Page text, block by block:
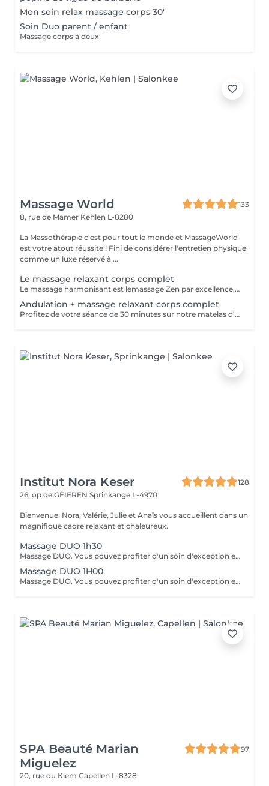
Mon soin relax massage corps 30'
Soin Duo parent / enfant
Massage corps à deux
Massage World
133
8, rue de Mamer Kehlen L-8280
La Massothérapie c'est pour tout le monde et MassageWorld
est votre atout réussite ! Fini de considérer l'entretien physique
comme un luxe réservé à ...
Le massage relaxant corps complet
Le massage harmonisant est lemassage Zen par excellence. Installez en vous, le calme, le bien-être, la détente corporelle et mentale. Entrez dans une nouvelle dimension, plus proche de vous, de votre corps et de votre esprit. Le massage harmonisant agit sur l'ensemble du corps, englobant les pieds, les jambes, le dos, le buste, les épaules, la nuque, le cuir chevelu et le visage. Nous rechercherons ensemble, l'unité et l'harmonie du corps et de l'esprit. Ce massage détente vous procurera une relaxation d'une rare profondeur.
Andulation + massage relaxant corps complet
Profitez de votre séance de 30 minutes sur notre matelas d'andulation pour une efficacité maximale de votre massage harmonisant. Propriétés du matelas d'andulation : stimulation du flux lymphatique, augmentation de la circulation sanguine, production énergétique cellulaire, activation des mécanismes de détente musculaire, refoulement des signaux douloureux.
Institut Nora Keser
128
26, op de GÉIEREN Sprinkange L-4970
Bienvenue. Nora, Valérie, Julie et Anaïs vous accueillent dans un
magnifique cadre relaxant et chaleureux.
Massage DUO 1h30
Massage DUO. Vous pouvez profiter d'un soin d'exception en cabine à deux. Deux estheticiennes pourront s'occuper de vous pour un massage personnalisé. reservable par telephone uniquement.
Massage DUO 1H00
Massage DUO. Vous pouvez profiter d'un soin d'exception en cabine à deux. Deux estheticiennes pourront s'occuper de vous pour un massage personnalisé. reservable par telephone uniquement.
SPA Beauté Marian
Miguelez
97
20, rue du Kiem Capellen L-8328